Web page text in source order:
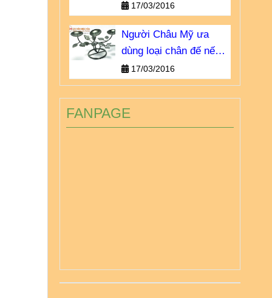
17/03/2016
Người Châu Mỹ ưa
dùng loại chân đế nến
sắt nào?
17/03/2016
FANPAGE